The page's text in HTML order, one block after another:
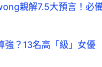
親解7.5大預言！必
強？13名高「級」女